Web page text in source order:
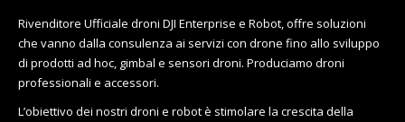
Rivenditore Ufficiale droni DJI Enterprise e Robot, offre soluzioni
che vanno dalla consulenza ai servizi con drone fino allo sviluppo
di prodotti ad hoc, gimbal e sensori droni. Produciamo droni
professionali e accessori.
L’obiettivo dei nostri droni e robot è stimolare la crescita della